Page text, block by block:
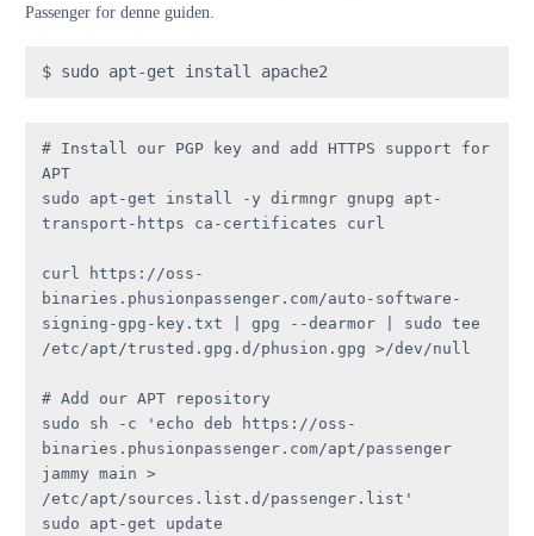
Passenger for denne guiden.
# Install our PGP key and add HTTPS support for
APT
sudo apt-get install -y dirmngr gnupg apt-
transport-https ca-certificates curl
curl https://oss-
binaries.phusionpassenger.com/auto-software-
signing-gpg-key.txt | gpg --dearmor | sudo tee
/etc/apt/trusted.gpg.d/phusion.gpg >/dev/null
# Add our APT repository
sudo sh -c 'echo deb https://oss-
binaries.phusionpassenger.com/apt/passenger
jammy main >
/etc/apt/sources.list.d/passenger.list'
sudo apt-get update